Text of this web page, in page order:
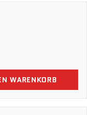
WARENKORB